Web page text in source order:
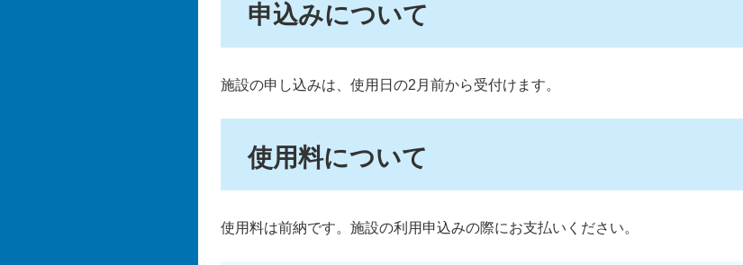
申込みについて
施設の申し込みは、使用日の2月前から受付けます。
使用料について
使用料は前納です。施設の利用申込みの際にお支払いください。